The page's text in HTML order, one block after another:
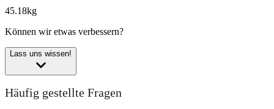
45.18kg
Können wir etwas verbessern?
Lass uns wissen!
Häufig gestellte Fragen